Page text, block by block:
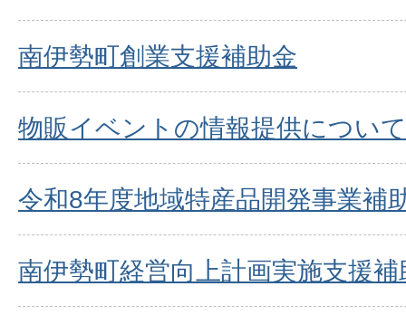
南伊勢町創業支援補助金
物販イベントの情報提供について
令和8年度地域特産品開発事業補
南伊勢町経営向上計画実施支援補